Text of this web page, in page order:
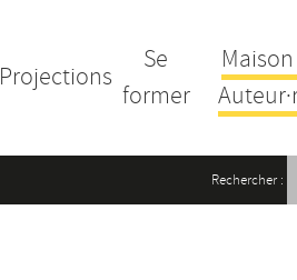
Projections
Se
former
Rechercher :